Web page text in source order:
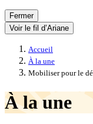
Fermer
Voir le fil d’Ariane
Accueil
À la une
Mobiliser pour le
À la une